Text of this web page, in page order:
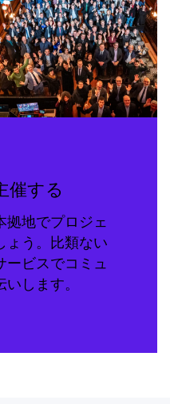
催する
拠地でプロジェ
ょう。比類ない
ビスでコミュ
します。